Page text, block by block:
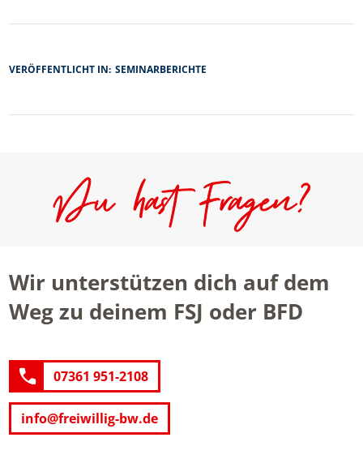
VERÖFFENTLICHT IN: SEMINARBERICHTE
Wir unterstützen dich auf dem
Weg zu deinem FSJ oder BFD
07361 951-2108
info@freiwillig-bw.de